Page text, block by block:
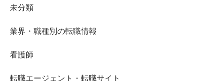
未分類
業界・職種別の転職情報
看護師
転職エージェント・転職サイト